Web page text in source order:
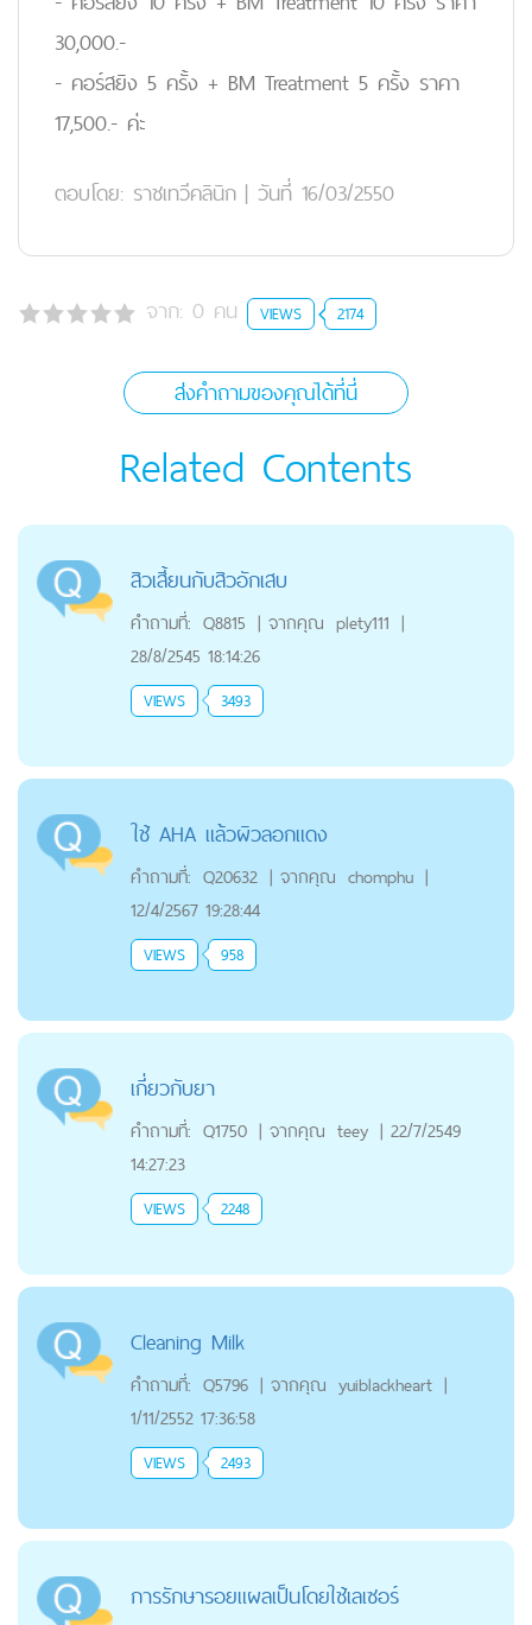
30,000.-
- คอร์สยิง 5 ครั้ง + BM Treatment 5 ครั้ง ราคา
17,500.- ค่ะ
ตอบโดย: ราชเทวีคลินิก | วันที่ 16/03/2550
จาก: 0 คน VIEWS 2174
ส่งคำถามของคุณได้ที่นี่
Related Contents
สิวเสี้ยนกับสิวอักเสบ
คำถามที่: Q8815 | จากคุณ plety111 |
28/8/2545 18:14:26
VIEWS 3493
ใช้ AHA แล้วผิวลอกแดง
คำถามที่: Q20632 | จากคุณ chomphu |
12/4/2567 19:28:44
VIEWS 958
เกี่ยวกับยา
คำถามที่: Q1750 | จากคุณ teey | 22/7/2549
14:27:23
VIEWS 2248
Cleaning Milk
คำถามที่: Q5796 | จากคุณ yuiblackheart |
1/11/2552 17:36:58
VIEWS 2493
การรักษารอยแผลเป็นโดยใช้เลเซอร์